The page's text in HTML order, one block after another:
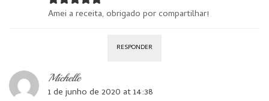
Amei a receita, obrigado por compartilhar!
RESPONDER
Michelle
1 de junho de 2020 at 14:38